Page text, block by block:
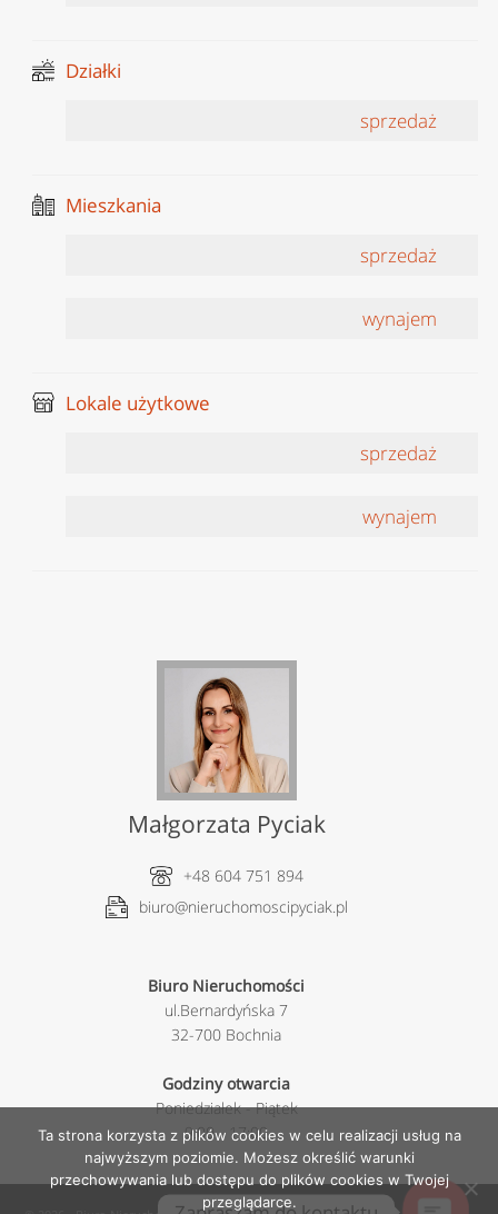
Działki
sprzedaż
Mieszkania
sprzedaż
wynajem
Lokale użytkowe
sprzedaż
wynajem
Małgorzata Pyciak
+48 604 751 894
biuro@nieruchomoscipyciak.pl
Biuro Nieruchomości
ul.Bernardyńska 7
32-700 Bochnia
Godziny otwarcia
Poniedziałek - Piątek
9:00 - 17:00
Ta strona korzysta z plików cookies w celu realizacji usług na
najwyższym poziomie. Możesz określić warunki
przechowywania lub dostępu do plików cookies w Twojej
przeglądarce.